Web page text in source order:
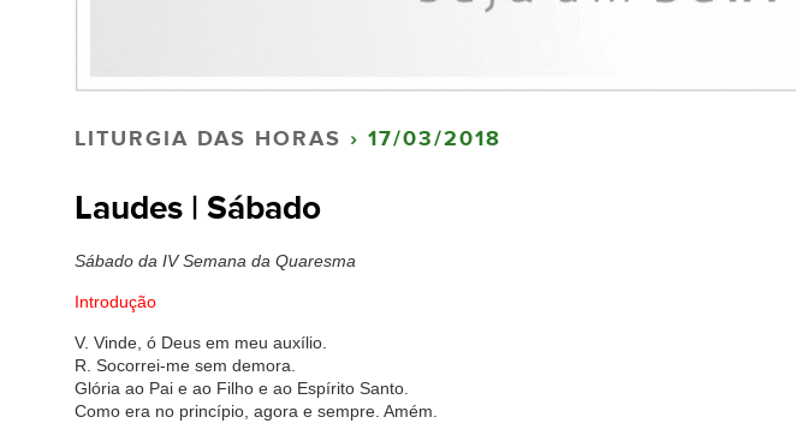
LITURGIA DAS HORAS › 17/03/2018
Laudes | Sábado
Sábado da IV Semana da Quaresma
Introdução
V. Vinde, ó Deus em meu auxílio.
R. Socorrei-me sem demora.
Glória ao Pai e ao Filho e ao Espírito Santo.
Como era no princípio, agora e sempre. Amém.